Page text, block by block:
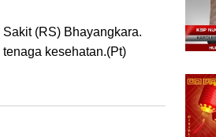
(RS) Bhayangkara.
kesehatan.(Pt)